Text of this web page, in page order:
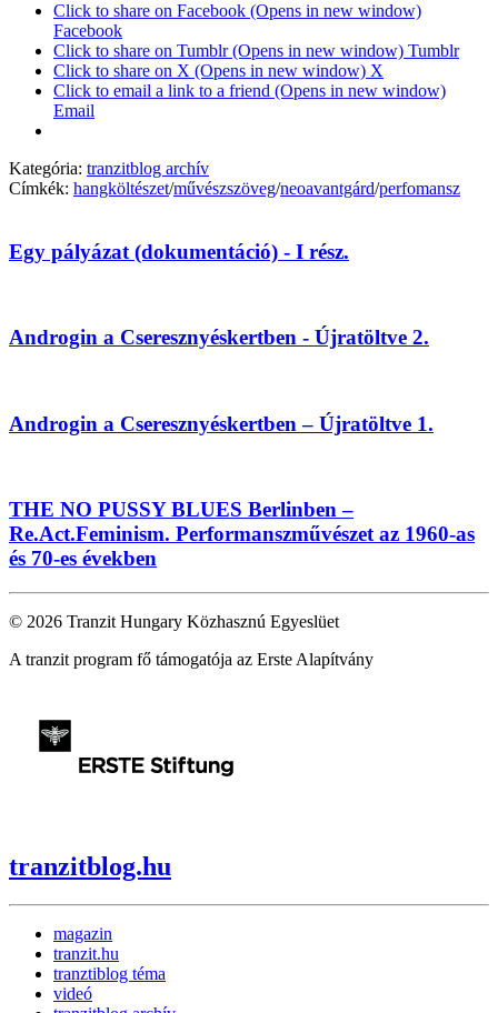
Click to share on Facebook (Opens in new window)
Facebook
Click to share on Tumblr (Opens in new window) Tumblr
Click to share on X (Opens in new window) X
Click to email a link to a friend (Opens in new window)
Email
Kategória: tranzitblog archív
Címkék: hangköltészet/művészszöveg/neoavantgárd/perfomansz
Egy pályázat (dokumentáció) - I rész.
Androgin a Cseresznyéskertben - Újratöltve 2.
Androgin a Cseresznyéskertben – Újratöltve 1.
THE NO PUSSY BLUES Berlinben –
Re.Act.Feminism. Performanszművészet az 1960-as
és 70-es években
© 2026 Tranzit Hungary Közhasznú Egyeslüet
A tranzit program fő támogatója az Erste Alapítvány
tranzitblog.hu
magazin
tranzit.hu
tranztiblog téma
videó